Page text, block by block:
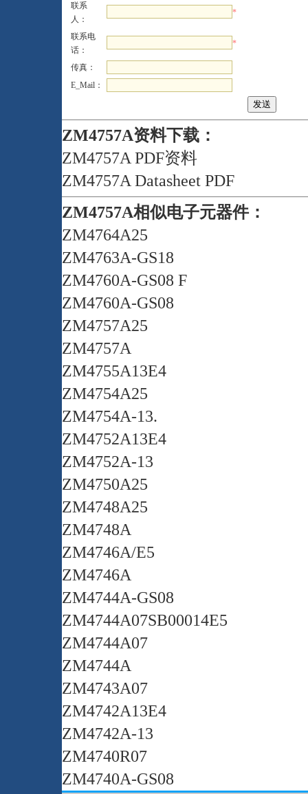
联系
人：
*
联系电
话：
*
传真：
E_Mail：
ZM4757A资料下载：
ZM4757A PDF资料
ZM4757A Datasheet PDF
ZM4757A相似电子元器件：
ZM4764A25
ZM4763A-GS18
ZM4760A-GS08 F
ZM4760A-GS08
ZM4757A25
ZM4757A
ZM4755A13E4
ZM4754A25
ZM4754A-13.
ZM4752A13E4
ZM4752A-13
ZM4750A25
ZM4748A25
ZM4748A
ZM4746A/E5
ZM4746A
ZM4744A-GS08
ZM4744A07SB00014E5
ZM4744A07
ZM4744A
ZM4743A07
ZM4742A13E4
ZM4742A-13
ZM4740R07
ZM4740A-GS08